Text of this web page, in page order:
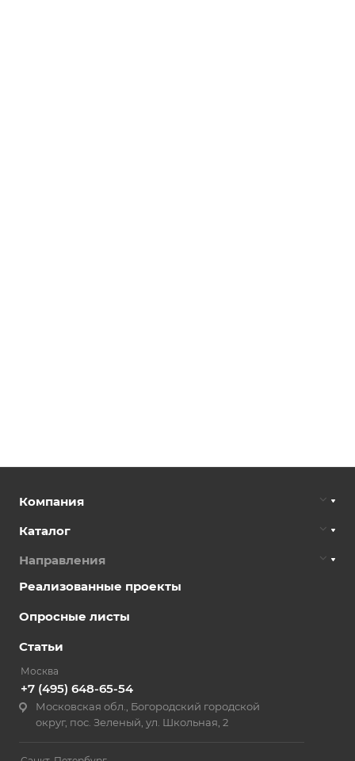
Компания
Каталог
Направления
Реализованные проекты
Опросные листы
Статьи
Москва
+7 (495) 648-65-54
Московская обл., Богородский городской
округ, пос. Зеленый, ул. Школьная, 2